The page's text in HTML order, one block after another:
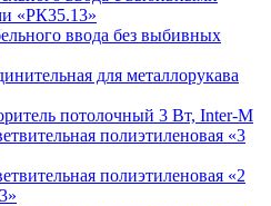
«РК35.13»
ввода без выбивных
для металлорукава
потолочный 3 Вт, Inter-M
полиэтиленовая «3
полиэтиленовая «2